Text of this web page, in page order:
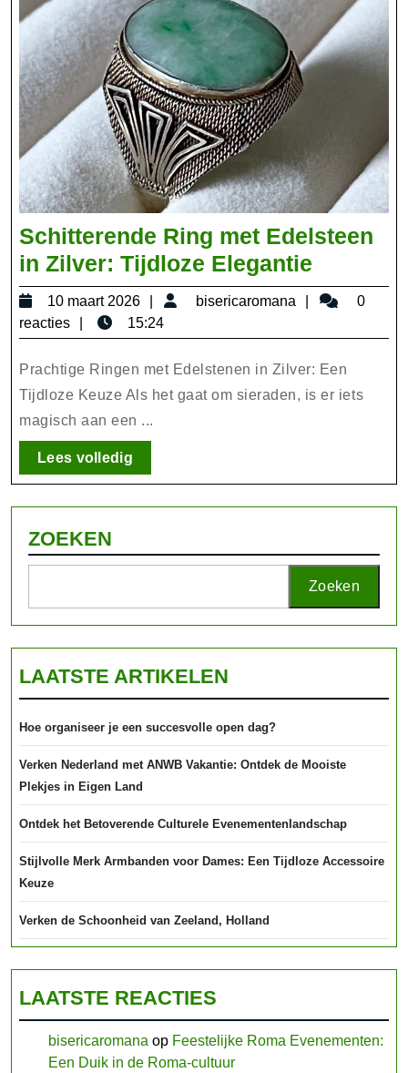
Schitterende Ring met Edelsteen
in Zilver: Tijdloze Elegantie
Ring
met
in
Zilver:
10 maart 2026
10
maart
2026
bisericaromana
0
reacties
15:24
Prachtige Ringen met Edelstenen in Zilver: Een
Tijdloze Keuze Als het gaat om sieraden, is er iets
magisch aan een ...
Lees volledigLees
volledig
ZOEKEN
Zoeken
LAATSTE ARTIKELEN
Hoe organiseer je een succesvolle open dag?
Verken Nederland met ANWB Vakantie: Ontdek de Mooiste
Plekjes in Eigen Land
Ontdek het Betoverende Culturele Evenementenlandschap
Stijlvolle Merk Armbanden voor Dames: Een Tijdloze Accessoire
Keuze
Verken de Schoonheid van Zeeland, Holland
LAATSTE REACTIES
bisericaromana op Feestelijke Roma Evenementen:
Een Duik in de Roma-cultuur